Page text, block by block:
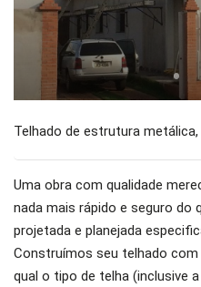
•
Telhado de estrutura
Uma obra com qualidade
nada mais rápido e seguro do
projetada e planejada
Construímos seu telhado
qual o tipo de telha (inclusive